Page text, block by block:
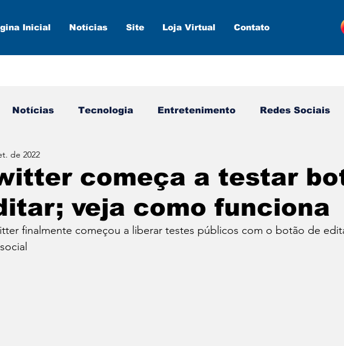
Inicial Notícias Site Loja Virtual Contato
Notícias Tecnologia Entretenimento Redes Sociais
começa a testar
veja como funciona
de 2022
finalmente começou a liberar testes públicos com o botão de